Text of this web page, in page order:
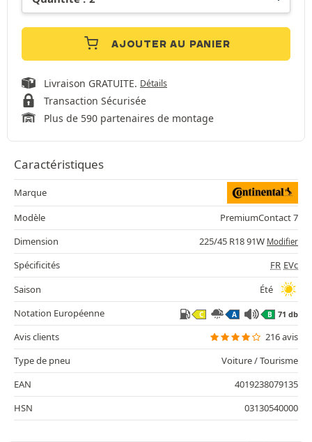
AJOUTER AU PANIER
Livraison GRATUITE. Détails
Transaction Sécurisée
Plus de 590 partenaires de montage
Caractéristiques
Marque
Modèle
PremiumContact 7
Dimension
225/45 R18 91W Modifier
Spécificités FR EVc
Saison
Été
Notation Européenne
C A B 71 db
Avis clients
216 avis
Type de pneu
Voiture / Tourisme
EAN
4019238079135
HSN
03130540000